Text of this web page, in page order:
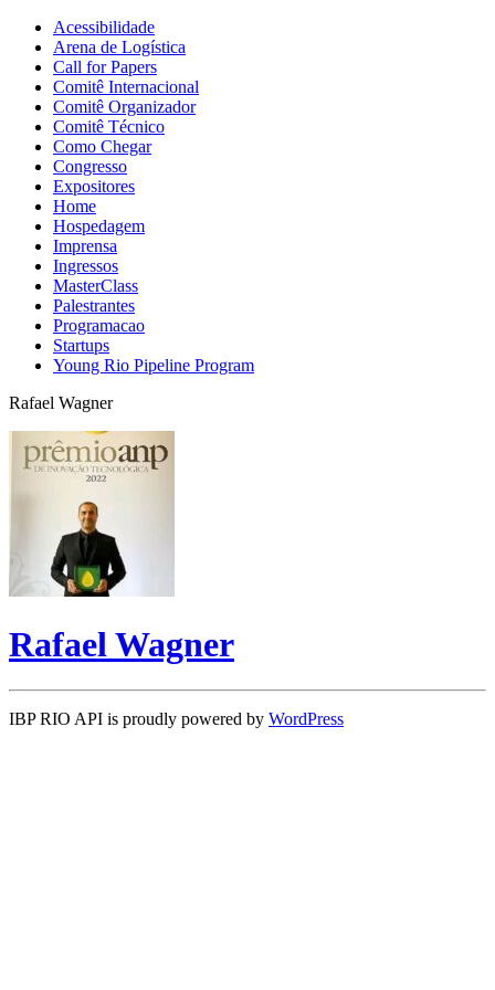
Acessibilidade
Arena de Logística
Call for Papers
Comitê Internacional
Comitê Organizador
Comitê Técnico
Como Chegar
Congresso
Expositores
Home
Hospedagem
Imprensa
Ingressos
MasterClass
Palestrantes
Programacao
Startups
Young Rio Pipeline Program
Rafael Wagner
Rafael Wagner
IBP RIO API is proudly powered by WordPress